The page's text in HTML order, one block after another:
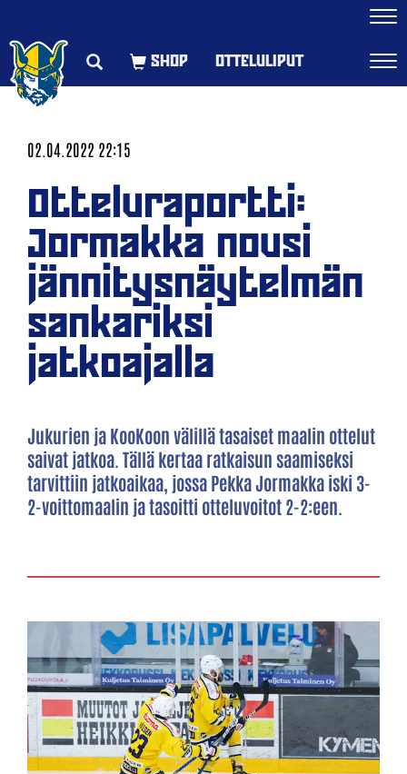
OTTELULIPUT
02.04.2022 22:15
Otteluraportti:
Jormakka nousi
jännitysnäytelmän
sankariksi
jatkoajalla
Jukurien ja KooKoon välillä tasaiset maalin ottelut
saivat jatkoa. Tällä kertaa ratkaisun saamiseksi
tarvittiin jatkoaikaa, jossa Pekka Jormakka iski 3-
2-voittomaalin ja tasoitti otteluvoitot 2-2:een.